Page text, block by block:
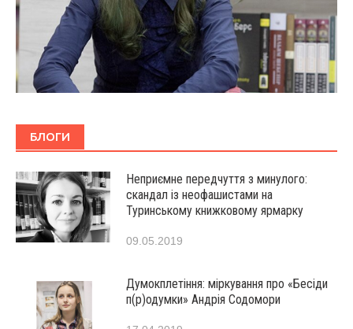
БЛОГИ
Неприємне передчуття з минулого:
скандал із неофашистами на
Туринському книжковому ярмарку
09.05.2019
Думокплетіння: міркування про «Бесіди
п(р)одумки» Андрія Содомори